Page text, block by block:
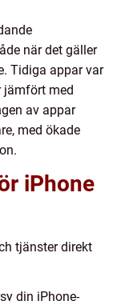
när det gäller
Tidiga appar var
jämfört med
av appar
med ökade
iPhone
tjänster direkt
din iPhone-